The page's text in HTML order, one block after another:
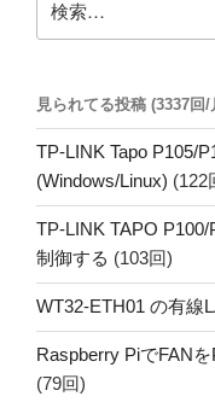
索:
見られてる投稿 (3337回
TP-LINK Tapo P105/
(Windows/Linux) (122
TP-LINK TAPO
制御する (103回)
WT32-ETH01 の有線
Raspberry PiでFAN
(79回)